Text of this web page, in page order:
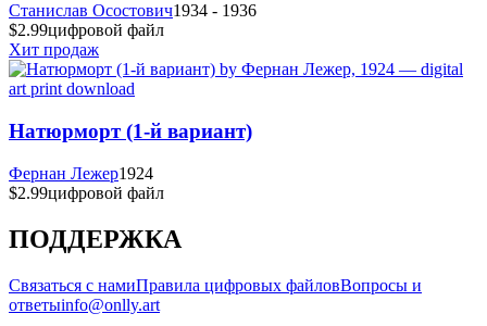
Станислав Осостович1934 - 1936
$2.99цифровой файл
Хит продаж
Натюрморт (1-й вариант)
Фернан Лежер1924
$2.99цифровой файл
ПОДДЕРЖКА
Связаться с намиПравила цифровых файловВопросы и
ответыinfo@onlly.art